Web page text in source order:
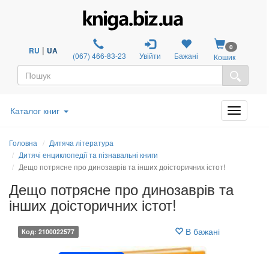
RU | UA (067) 466-83-23 Увійти Бажані
0
Кошик
Каталог книг
Головна
Дитяча література
Дитячі енциклопедії та пізнавальні книги
Дещо потрясне про динозаврів та інших доісторичних істот!
Дещо потрясне про динозаврів та
інших доісторичних істот!
Код: 2100022577 В бажані